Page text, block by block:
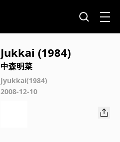
Jukkai (1984)
中森明菜
Jyukkai(1984)
2008-12-10